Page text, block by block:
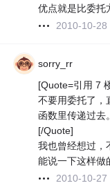
优点就是比委托
2010-10-28
sorry_rr
[Quote=引用 7
不要用委托了，
函数里传递过去
[/Quote]
我也曾经想过，
能说一下这样做
2010-10-27